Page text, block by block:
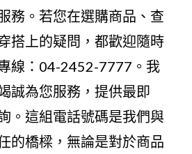
務。若您在選購商品、查
搭上的疑問，都歡迎隨時
線：04-2452-7777。我
誠為您服務，提供最即
。這組電話號碼是我們與
的橋樑，無論是對於商品